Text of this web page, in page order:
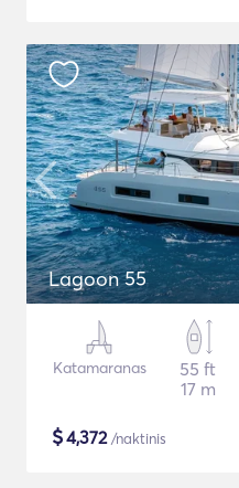
Lagoon 55
Katamaranas
55 ft
17 m
$4,372/naktinis